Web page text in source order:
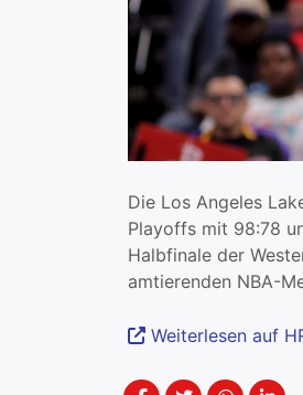
Die Los Angeles
Playoffs mit 98:78
Halbfinale der
amtierenden NBA-
Weiterlesen auf